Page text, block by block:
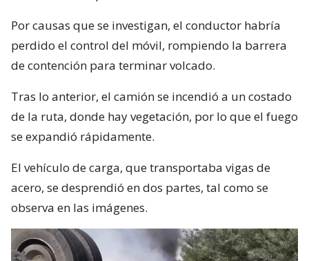
Por causas que se investigan, el conductor habría
perdido el control del móvil, rompiendo la barrera
de contención para terminar volcado.
Tras lo anterior, el camión se incendió a un costado
de la ruta, donde hay vegetación, por lo que el fuego
se expandió rápidamente.
El vehículo de carga, que transportaba vigas de
acero, se desprendió en dos partes, tal como se
observa en las imágenes.